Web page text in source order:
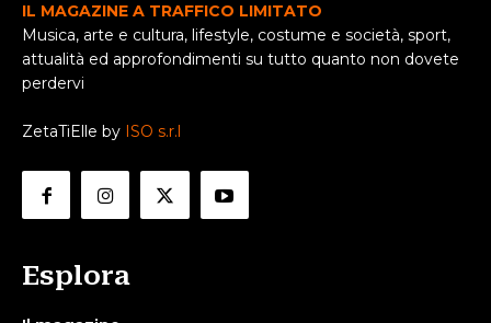
IL MAGAZINE A TRAFFICO LIMITATO
Musica, arte e cultura, lifestyle, costume e società, sport,
attualità ed approfondimenti su tutto quanto non dovete
perdervi
ZetaTiElle by ISO s.r.l
Esplora